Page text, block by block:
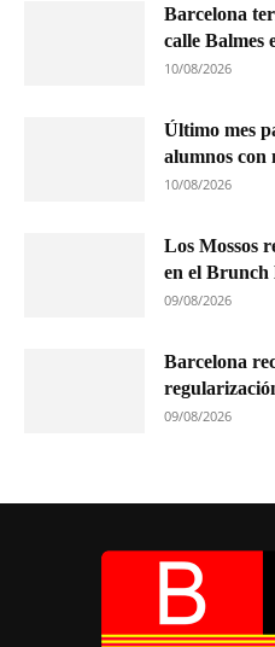
Barcelona
calle Balmes
10/08/2026
Último mes
alumnos con
10/08/2026
Los Mossos
en el
09/08/2026
Barcelona
09/08/2026